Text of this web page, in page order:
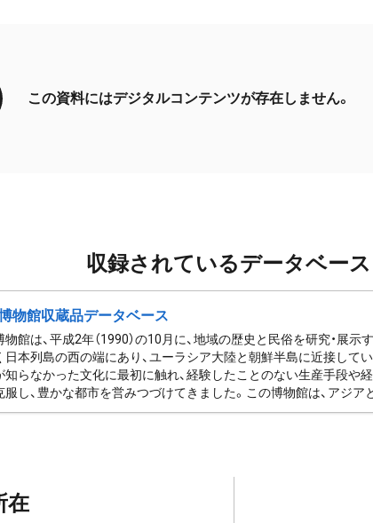
この資料にはデジタルコンテンツが存在しません。
収録されているデータベース
物館収蔵品データベース
館は、平成2年（1990）の10月に、地域の歴史と民俗を研究・展示
日本列島の西の端にあり、ユーラシア大陸と朝鮮半島に近接してい
知らなかった文化に最初に触れ、経験したことのない生産手段や
服し、豊かな都市を営みつづけてきました。この博物館は、アジアと
在